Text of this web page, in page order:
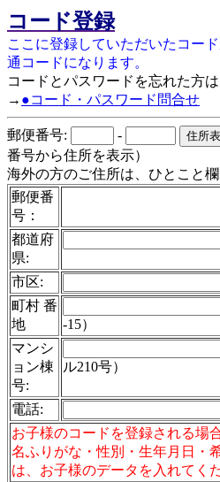
コード登録
ここに登録していただいたコー
通コードになります。
コードとパスワードを忘れた方
→ ●コード・パスワード問合せ
郵便番号: -
番号から住所を表示）
海外の方のご住所は、ひとこと欄
郵便番
号：
都道府
県:
市区:
町村 番
地
-15）
マンシ
ョン棟
号:
ル210号）
電話:
お子様のコードを登録される場
名ふりがな・性別・生年月日・
は、お子様のデータを入れてく